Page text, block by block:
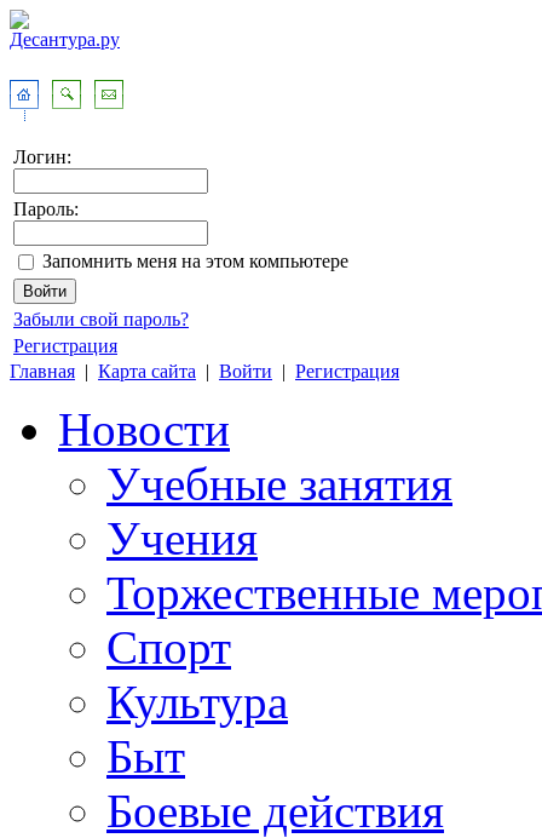
Логин:
Пароль:
Запомнить меня на этом компьютере
Забыли свой пароль?
Регистрация
Главная | Карта сайта | Войти | Регистрация
Новости
Учебные занятия
Учения
Торжественные
Спорт
Культура
Быт
Боевые действия